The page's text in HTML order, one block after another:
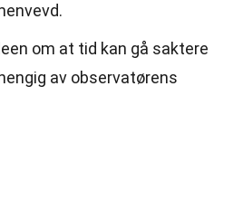
om at tid kan gå saktere
av observatørens